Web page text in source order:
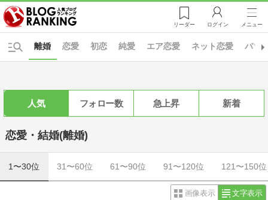
リーダー ログイン メニュー
恋愛 初恋 純愛 エア恋愛 ネット恋愛 バツ
離婚
人気 フォロー数 急上昇 新着
恋愛・結婚(離婚)
1〜30位 31〜60位 61〜90位 91〜120位 121〜150位
画像表示 文字表示